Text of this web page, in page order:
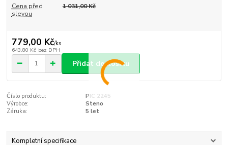
Cena před
slevou
1 031,00 Kč
779,00 Kč/ks
643,80 Kč bez DPH
Přidat do košíku
Číslo produktu:
PIC 2245
Výrobce:
Steno
Záruka:
5 let
Kompletní specifikace